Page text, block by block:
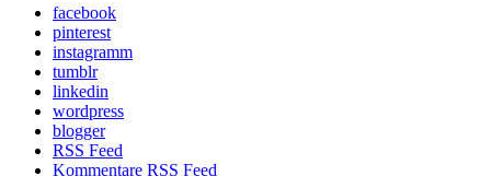
facebook
pinterest
instagramm
tumblr
linkedin
wordpress
blogger
RSS Feed
Kommentare RSS Feed